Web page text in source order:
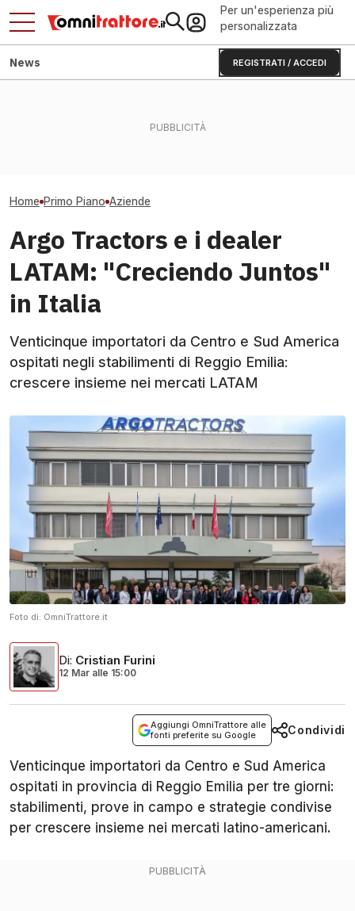
Per un'esperienza più
personalizzata
REGISTRATI / ACCEDI
News
Home Primo Piano Aziende
Argo Tractors e i dealer
LATAM: "Creciendo Juntos"
in Italia
Venticinque importatori da Centro e Sud America
ospitati negli stabilimenti di Reggio Emilia:
crescere insieme nei mercati LATAM
Foto di: OmniTrattore.it
Di: Cristian Furini
12 Mar alle 15:00
Aggiungi OmniTrattore alle
fonti preferite su Google
Condividi
Venticinque importatori da Centro e Sud America
ospitati in provincia di Reggio Emilia per tre giorni:
stabilimenti, prove in campo e strategie condivise
per crescere insieme nei mercati latino-americani.